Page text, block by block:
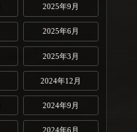
2025年9月
2025年6月
2025年3月
2024年12月
2024年9月
2024年6月